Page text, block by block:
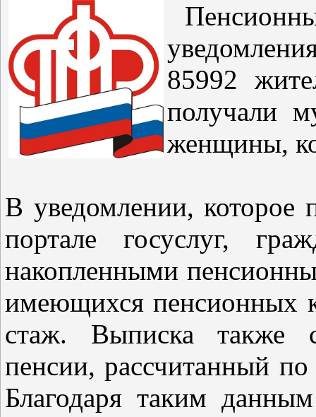
85992
получали
женщины,
В уведомлении, которое
портале госуслуг,
накопленными
имеющихся пенсионных
стаж. Выписка также
пенсии, рассчитанный
Благодаря таким